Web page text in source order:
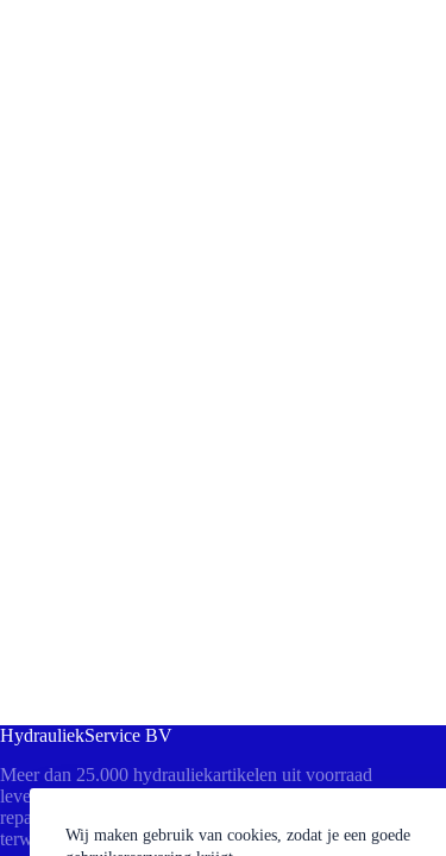
Wij maken gebruik van cookies, zodat je een goede
HydrauliekService BV
Meer dan 25.000 hydrauliekartikelen uit voorraad
leverbaar! Bezoek ons in Beesd voor direct advies,
reparaties aan uw cilinders of het persen van slangen
terwijl u wacht.